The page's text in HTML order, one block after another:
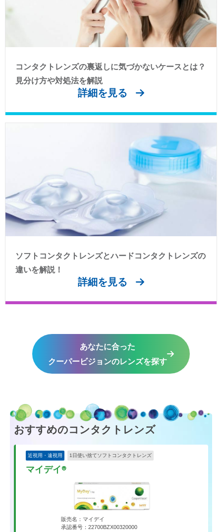
コンタクトレンズの裏返しに気づかないケースとは？
見分け方や対処法を解説
詳細を見る
ソフトコンタクトレンズとハードコンタクトレンズの
違いを解説！
詳細を見る
あなたに合った
クーパービジョンのレンズを探す
おすすめのコンタクトレンズ
近視用・遠視用 1日使い捨てソフトコンタクトレンズ
マイデイ®
販売名：マイデイ
承認番号：22700BZX00320000